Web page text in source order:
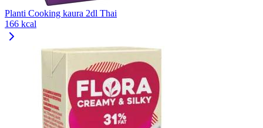
Planti Cooking kaura 2dl Thai
166 kcal